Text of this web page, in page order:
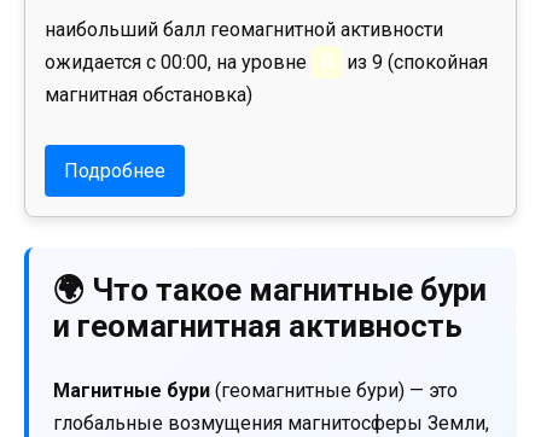
наибольший балл геомагнитной активности
ожидается с 00:00, на уровне
0
из 9 (спокойная
магнитная обстановка)
Подробнее
🌍 Что такое магнитные бури
и геомагнитная активность
Магнитные бури (геомагнитные бури) — это
глобальные возмущения магнитосферы Земли,